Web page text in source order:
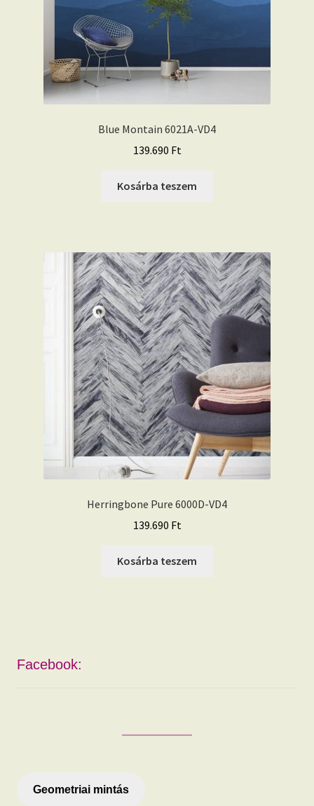
Blue Montain 6021A-VD4
139.690 Ft
Kosárba teszem
Herringbone Pure 6000D-VD4
139.690 Ft
Kosárba teszem
Facebook:
Geometriai mintás